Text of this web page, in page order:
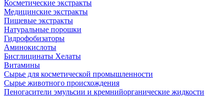
Косметические экстракты
Медицинские экстракты
Пищевые экстракты
Натуральные порошки
Гидрофобизаторы
Аминокислоты
Бисглицинаты Хелаты
Витамины
Сырье для косметической промышленности
Сырье животного происхождения
Пеногасители эмульсии и кремнийорганические жидкости